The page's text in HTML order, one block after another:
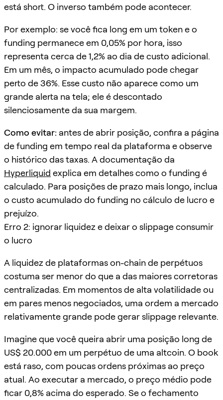
está short. O inverso também pode acontecer.
Por exemplo: se você fica long em um token e o
funding permanece em 0,05% por hora, isso
representa cerca de 1,2% ao dia de custo adicional.
Em um mês, o impacto acumulado pode chegar
perto de 36%. Esse custo não aparece como um
grande alerta na tela; ele é descontado
silenciosamente da sua margem.
Como evitar: antes de abrir posição, confira a página
de funding em tempo real da plataforma e observe
o histórico das taxas. A documentação da
Hyperliquid explica em detalhes como o funding é
calculado. Para posições de prazo mais longo, inclua
o custo acumulado do funding no cálculo de lucro e
prejuízo.
Erro 2: ignorar liquidez e deixar o slippage consumir
o lucro
A liquidez de plataformas on-chain de perpétuos
costuma ser menor do que a das maiores corretoras
centralizadas. Em momentos de alta volatilidade ou
em pares menos negociados, uma ordem a mercado
relativamente grande pode gerar slippage relevante.
Imagine que você queira abrir uma posição long de
US$ 20.000 em um perpétuo de uma altcoin. O book
está raso, com poucas ordens próximas ao preço
atual. Ao executar a mercado, o preço médio pode
ficar 0,8% acima do esperado. Se o fechamento